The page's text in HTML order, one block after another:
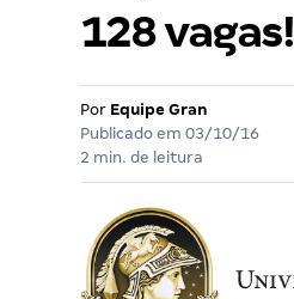
128 vagas!
Por Equipe Gran
Publicado em 03/10/16
2 min. de leitura